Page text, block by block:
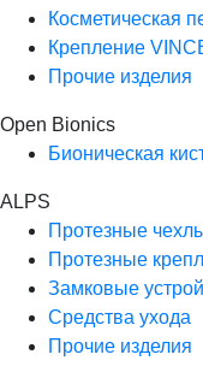
Косметическая
Крепление
Прочие изделия
Open Bionics
Бионическая
ALPS
Протезные
Протезные
Замковые
Средства ухода
Прочие изделия